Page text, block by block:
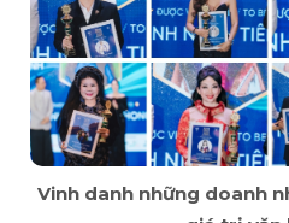
Vinh danh những doanh